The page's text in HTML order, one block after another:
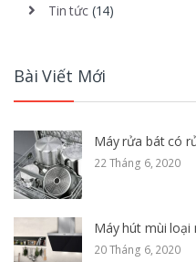
Tin tức(14)
Bài Viết Mới
Máy rửa bát có
22 Tháng 6, 2020
Máy hút mùi loại
20 Tháng 6, 2020